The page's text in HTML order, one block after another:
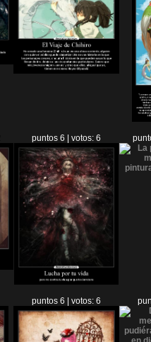
puntos 6 | votos: 6
puntos 6 | votos: 6